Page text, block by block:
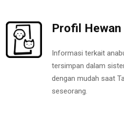
Profil Hewan
Informasi terkait
tersimpan dalam
dengan mudah saat
seseorang.